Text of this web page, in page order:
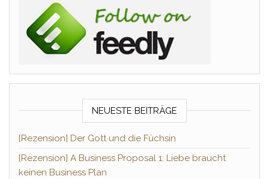
NEUESTE BEITRÄGE
[Rezension] Der Gott und die Füchsin
[Rezension] A Business Proposal 1: Liebe braucht
keinen Business Plan